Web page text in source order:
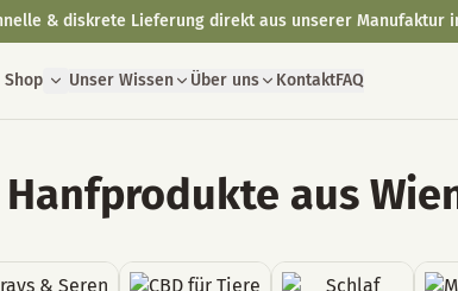
Shop Unser Wissen Über uns KontaktFAQ
aus
& diskrete Lieferung direkt aus unserer Manufaktur